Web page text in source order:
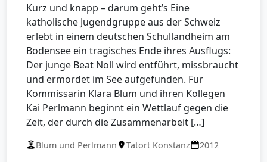
Kurz und knapp – darum geht’s Eine
katholische Jugendgruppe aus der Schweiz
erlebt in einem deutschen Schullandheim am
Bodensee ein tragisches Ende ihres Ausflugs:
Der junge Beat Noll wird entführt, missbraucht
und ermordet im See aufgefunden. Für
Kommissarin Klara Blum und ihren Kollegen
Kai Perlmann beginnt ein Wettlauf gegen die
Zeit, der durch die Zusammenarbeit […]
Blum und Perlmann Tatort Konstanz 2012